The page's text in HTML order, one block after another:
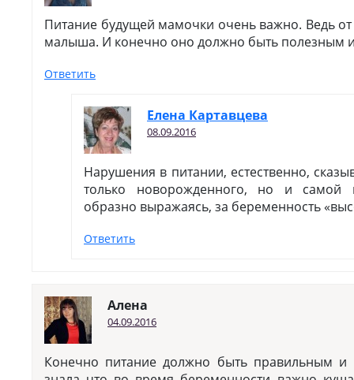
Питание будущей мамочки очень важно. Ведь от
малыша. И конечно оно должно быть полезным
Ответить
Елена Картавцева
08.09.2016
Нарушения в питании, естественно,
только новорожденного, но и самой
образно выражаясь, за беременность
Ответить
Алена
04.09.2016
Конечно питание должно быть правильным